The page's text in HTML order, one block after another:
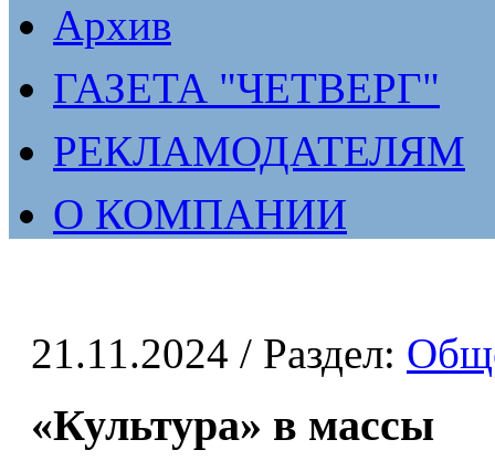
Архив
ГАЗЕТА "ЧЕТВЕРГ"
РЕКЛАМОДАТЕЛЯМ
О КОМПАНИИ
21.11.2024 / Раздел:
«Культура» в массы